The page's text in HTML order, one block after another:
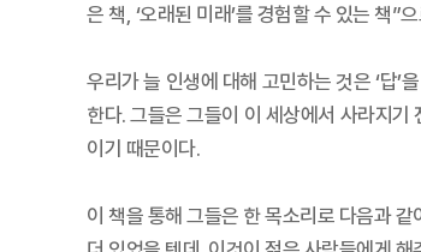
은 책, ‘오래된 미래’를 경험할 수 있는 책”
우리가 늘 인생에 대해 고민하는 것은 ‘답
한다. 그들은 그들이 이 세상에서 사라지
이기 때문이다.
이 책을 통해 그들은 한 목소리로 다음과